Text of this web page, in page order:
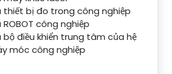
thiết bị đo trong công nghiệp
công nghiệp
bộ điều khiển trung tâm của hệ
móc công nghiệp